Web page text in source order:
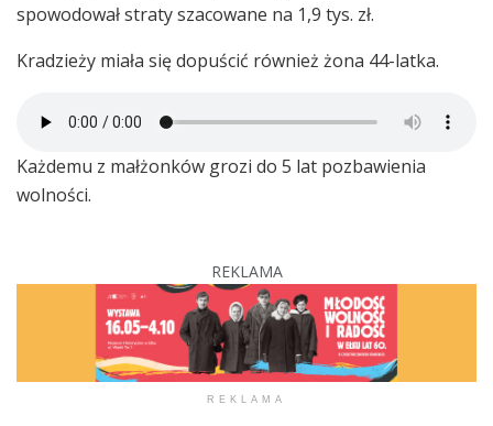
spowodował straty szacowane na 1,9 tys. zł.
Kradzieży miała się dopuścić również żona 44-latka.
Każdemu z małżonków grozi do 5 lat pozbawienia
wolności.
REKLAMA
REKLAMA